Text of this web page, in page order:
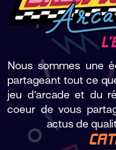
Nous sommes une
partageant tout ce
jeu d’arcade et du
coeur de vous
actus de